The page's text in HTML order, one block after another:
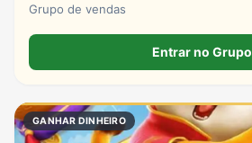
Grupo de vendas
Entrar no Grupo
GANHAR DINHEIRO